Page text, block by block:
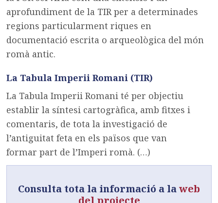
aprofundiment de la TIR per a determinades
regions particularment riques en
documentació escrita o arqueològica del món
romà antic.
La Tabula Imperii Romani (TIR)
La Tabula Imperii Romani té per objectiu
establir la síntesi cartogràfica, amb fitxes i
comentaris, de tota la investigació de
l’antiguitat feta en els països que van
formar part de l’Imperi romà. (…)
Consulta tota la informació a laweb
del projecte